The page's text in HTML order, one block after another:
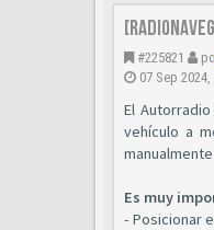
#225821
07 Sep 2024,
El
vehículo a
Es muy
- Posicionar